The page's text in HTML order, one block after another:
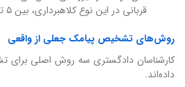
قربانی در این نوع کلاهبرداری، بین ۵ تا ۵۰ میلیون تومان است.
روش‌های تشخیص پیامک جعلی از واقعی
کارشناسان دادگستری سه روش اصلی برای
داده‌اند.